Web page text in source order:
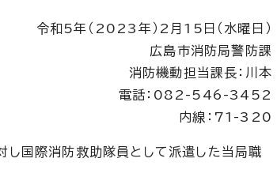
令和5年（2023年）2月15日（水曜日）
広島市消防局警防課
消防機動担当課長：川本
電話：082-546-3452
内線：71-320
し国際消防救助隊員として派遣した当局職